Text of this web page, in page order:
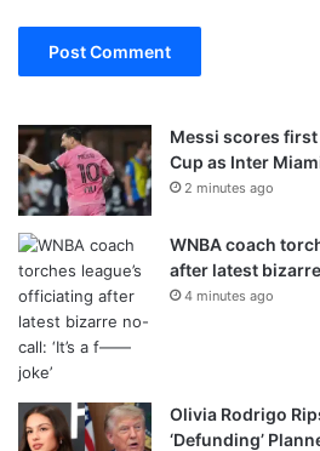
Messi scores
Cup as Inter
2 minutes ago
WNBA coach
after latest
4 minutes ago
Olivia Rodrigo
‘Defunding’